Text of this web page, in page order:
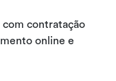
contratação
online e